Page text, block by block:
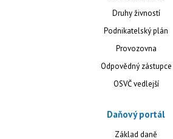
Druhy živností
Podnikatelský plán
Provozovna
Odpovědný zástupce
OSVČ vedlejší
Daňový portál
Základ daně